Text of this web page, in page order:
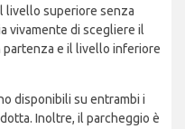
livello superiore senza
vivamente di scegliere il
partenza e il livello inferiore
disponibili su entrambi i
Inoltre, il parcheggio è